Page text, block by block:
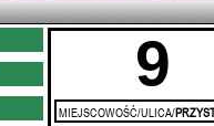
9
MIEJSCOWOŚĆ/ULICA/